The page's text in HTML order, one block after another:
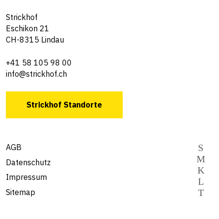
Strickhof
Eschikon 21
CH-8315 Lindau
+41 58 105 98 00
info@strickhof.ch
Strickhof Standorte
AGB
Datenschutz
Impressum
Sitemap